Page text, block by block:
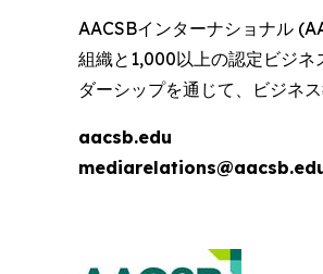
AACSBインターナショナル
組織と1,000以上の認定ビジネ
ダーシップを通じて、ビジネ
aacsb.edu